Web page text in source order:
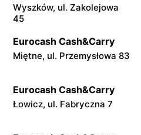
Wyszków, ul. Zakolejowa
45
Eurocash Cash&Carry
Miętne, ul. Przemysłowa 83
Eurocash Cash&Carry
Łowicz, ul. Fabryczna 7